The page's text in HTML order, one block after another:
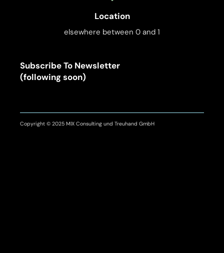
Location
elsewhere between 0 and 1
Subscribe To Newsletter
(following soon)
Copyright © 2025 MIX Consulting und Treuhand GmbH